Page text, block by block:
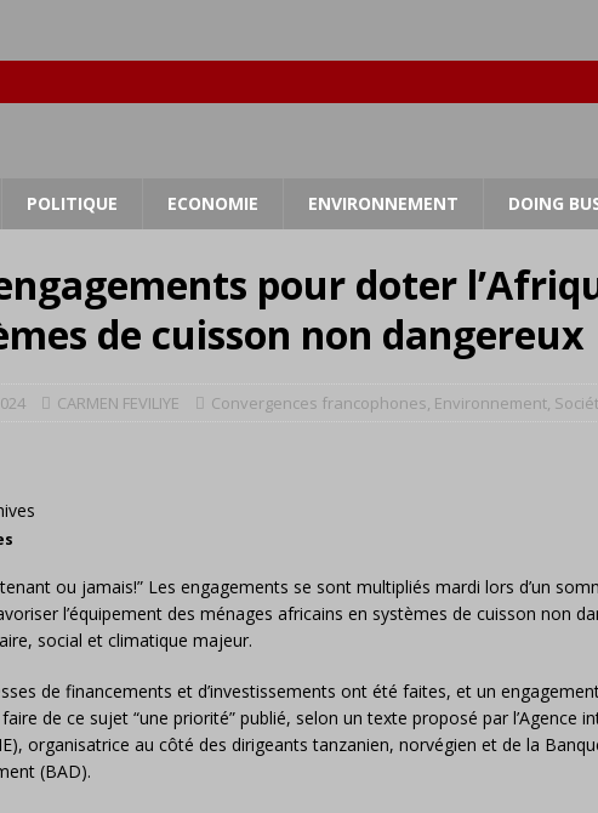
POLITIQUE ECONOMIE ENVIRONNEMENT DOING
pour doter
de cuisson non dangereux
CARMEN FEVILIYE Convergences francophones, Environnement,
ou jamais!” Les engagements se sont multipliés mardi lors d’un
l’équipement des ménages africains en systèmes de cuisson non
social et climatique majeur.
de financements et d’investissements ont été faites, et un
faire de ce sujet “une priorité” publié, selon un texte proposé par l’Agence
organisatrice au côté des dirigeants tanzanien, norvégien et de la
(BAD).